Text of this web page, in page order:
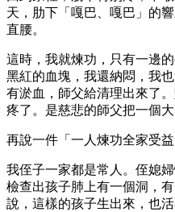
天，肋下「嘎巴、嘎巴」的
直腰。
這時，我就煉功，只有一邊
黑紅的血塊，我還納悶，我
有淤血，師父給清理出來了
疼了。是慈悲的師父把一個大
再說一件「一人煉功全家受益
我侄子一家都是常人。侄媳
檢查出孩子肺上有一個洞，
說，這樣的孩子生出來，也